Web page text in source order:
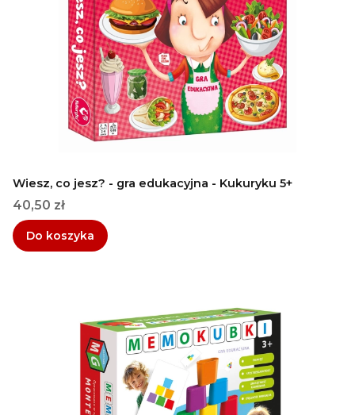
Wiesz, co jesz? - gra edukacyjna - Kukuryku 5+
Cena
40,50 zł
Do koszyka